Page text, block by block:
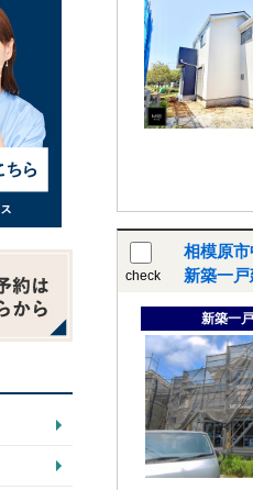
check
相模原
新築一戸
新築一